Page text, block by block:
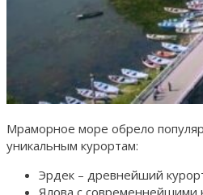
Мраморное море обрело
уникальным курортам:
Эрдек – древнейший